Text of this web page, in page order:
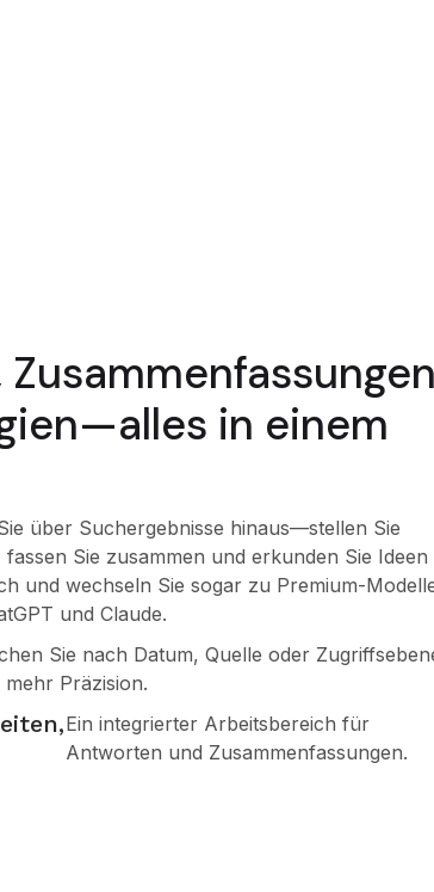
in einem
über Suchergebnisse hinaus—stellen Sie
fassen Sie zusammen und erkunden Sie Ideen
und wechseln Sie sogar zu Premium-
und Claude.
Sie nach Datum, Quelle oder
Präzision.
Ein integrierter Arbeitsbereich für
Antworten und Zusammenfassungen.